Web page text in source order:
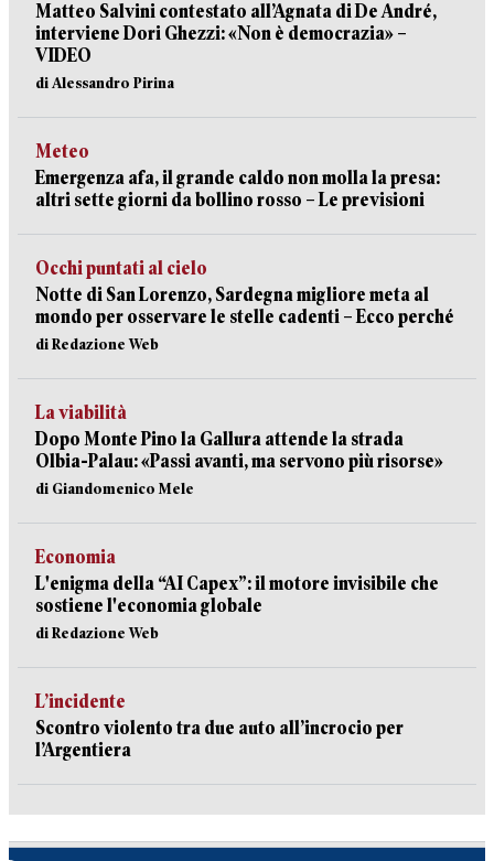
Matteo Salvini contestato all’Agnata di De André,
interviene Dori Ghezzi: «Non è democrazia» –
VIDEO
di Alessandro Pirina
Meteo
Emergenza afa, il grande caldo non molla la presa:
altri sette giorni da bollino rosso – Le previsioni
Occhi puntati al cielo
Notte di San Lorenzo, Sardegna migliore meta al
mondo per osservare le stelle cadenti – Ecco perché
di Redazione Web
La viabilità
Dopo Monte Pino la Gallura attende la strada
Olbia-Palau: «Passi avanti, ma servono più risorse»
di Giandomenico Mele
Economia
L'enigma della “AI Capex”: il motore invisibile che
sostiene l'economia globale
di Redazione Web
L’incidente
Scontro violento tra due auto all’incrocio per
l’Argentiera